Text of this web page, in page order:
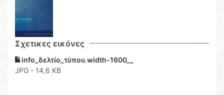
Σχετικες εικόνες
info_δελτίο_τύπου.width-1600__
JPG - 14,6 KB